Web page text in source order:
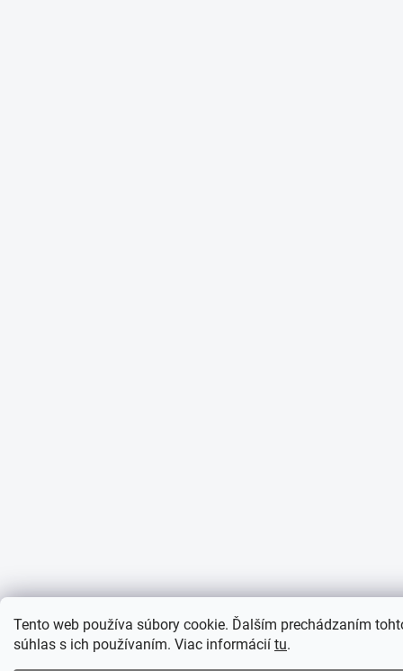
Tento web používa súbory cookie. Ďalším prechádzaním
súhlas s ich používaním. Viac informácií tu.